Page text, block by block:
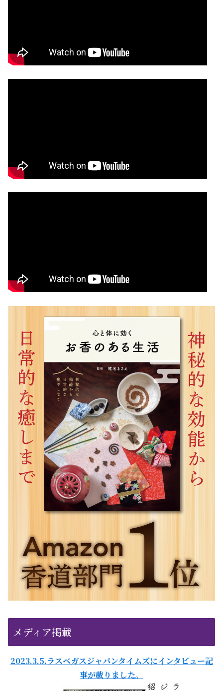
メディア掲載
2023.3.5.ラスベガスジャパンタイムズにインタビュー記
事が載りました。